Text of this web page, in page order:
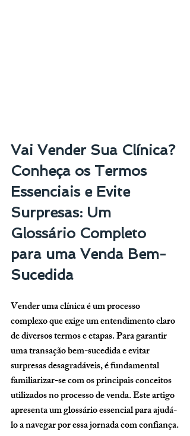
Vai Vender Sua Clínica?
Conheça os Termos
Essenciais e Evite
Surpresas: Um
Glossário Completo
para uma Venda Bem-
Sucedida
Vender uma clínica é um processo
complexo que exige um entendimento claro
de diversos termos e etapas. Para garantir
uma transação bem-sucedida e evitar
surpresas desagradáveis, é fundamental
familiarizar-se com os principais conceitos
utilizados no processo de venda. Este artigo
apresenta um glossário essencial para ajudá-
lo a navegar por essa jornada com confiança.